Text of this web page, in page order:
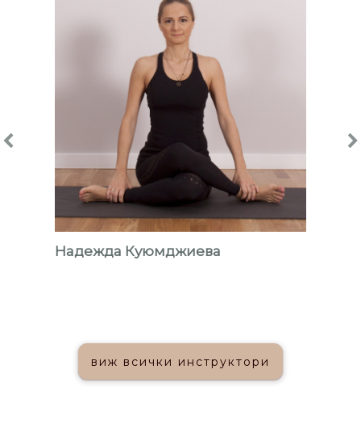
Надежда Куюмджиева
виж всички инструктори